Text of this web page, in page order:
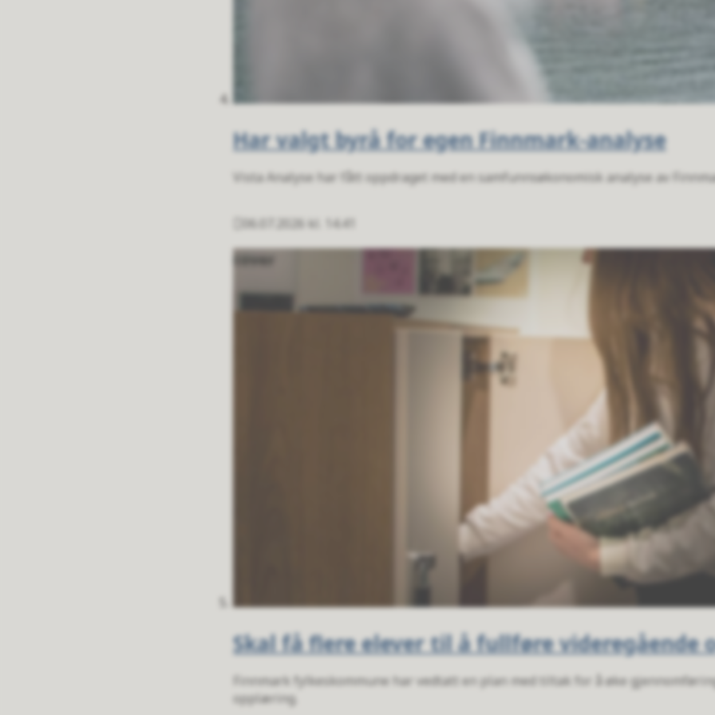
Har valgt byrå for egen Finnmark-analyse
Vista Analyse har fått oppdraget med en samfunnsøkonomisk analyse av
Publisert
06.07.2026 kl. 14.41
Skal få flere elever til å fullføre videregående
Finnmark fylkeskommune har vedtatt en plan med tiltak for å øke
opplæring.